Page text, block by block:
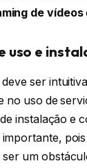
de vídeos
uso e
ser
no uso de
instalação e
pois
um